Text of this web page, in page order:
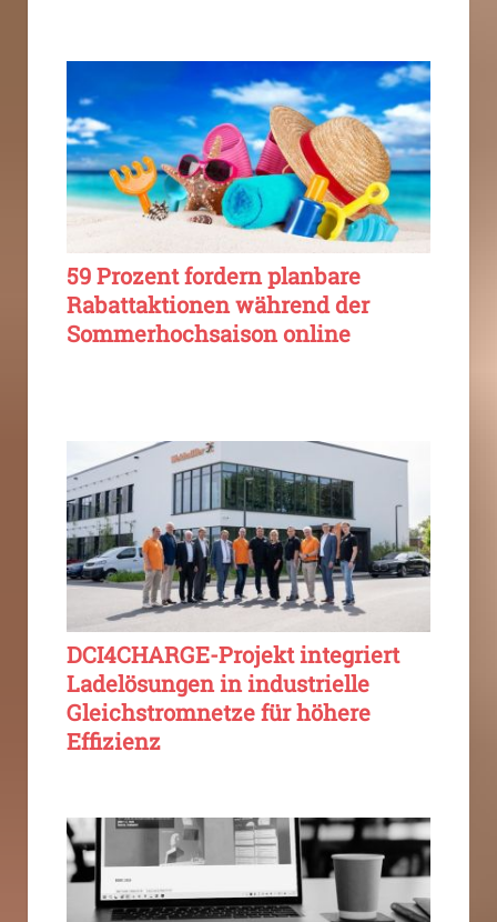
59 Prozent fordern planbare
Rabattaktionen während der
Sommerhochsaison online
DCI4CHARGE-Projekt integriert
Ladelösungen in industrielle
Gleichstromnetze für höhere
Effizienz